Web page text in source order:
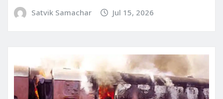
Satvik Samachar Jul 15, 2026